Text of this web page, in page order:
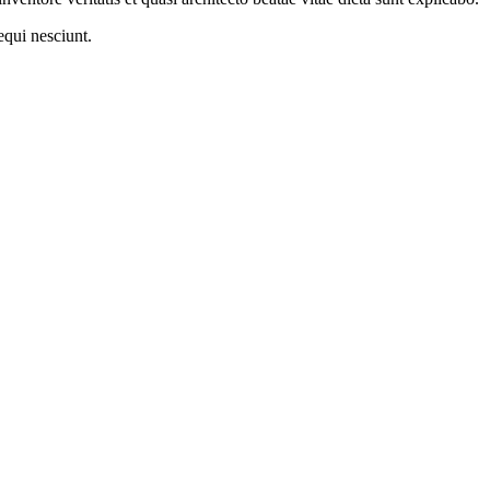
nesciunt.